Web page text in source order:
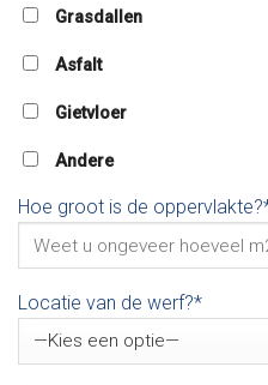
Grasdallen
Asfalt
Gietvloer
Andere
Hoe groot is de
Locatie van de werf?*